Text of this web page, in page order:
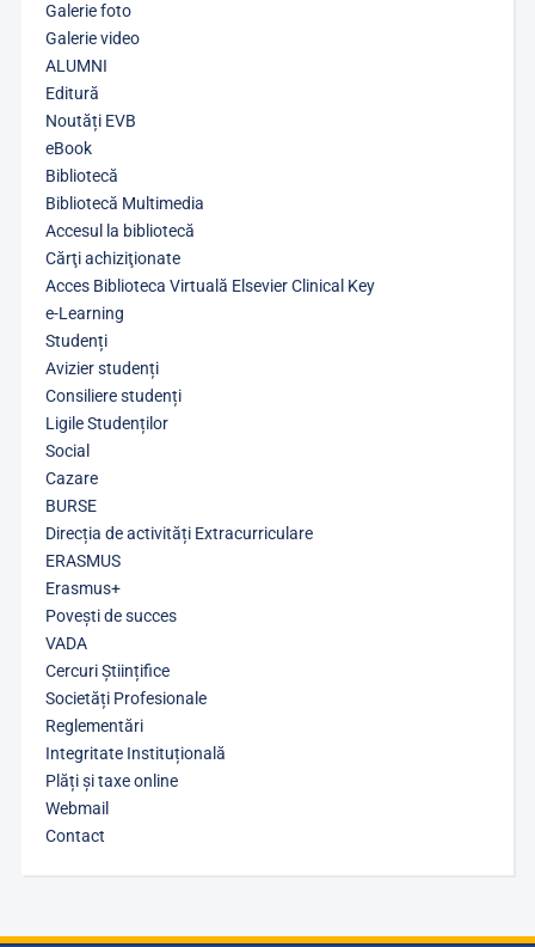
Galerie foto
Galerie video
ALUMNI
Editură
Noutăți EVB
eBook
Bibliotecă
Bibliotecă Multimedia
Accesul la bibliotecă
Cărţi achiziţionate
Acces Biblioteca Virtuală Elsevier Clinical Key
e-Learning
Studenți
Avizier studenți
Consiliere studenți
Ligile Studenților
Social
Cazare
BURSE
Direcția de activități Extracurriculare
ERASMUS
Erasmus+
Povești de succes
VADA
Cercuri Științifice
Societăți Profesionale
Reglementări
Integritate Instituțională
Plăți și taxe online
Webmail
Contact